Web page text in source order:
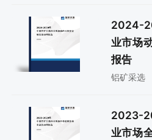
2024-
业市场
报告
铝矿采选
2023-
业市场